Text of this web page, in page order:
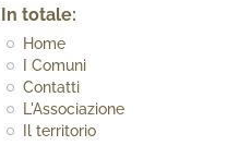
In totale:
Home
I Comuni
Contatti
L'Associazione
Il territorio